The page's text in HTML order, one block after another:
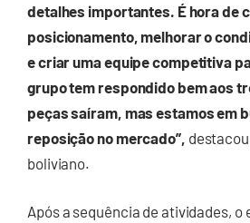
detalhes importantes. É hora de
posicionamento, melhorar o
e criar uma equipe competitiva
grupo tem respondido bem aos
peças saíram, mas estamos em
reposição no mercado”,
boliviano.
Após a sequência de atividades, o